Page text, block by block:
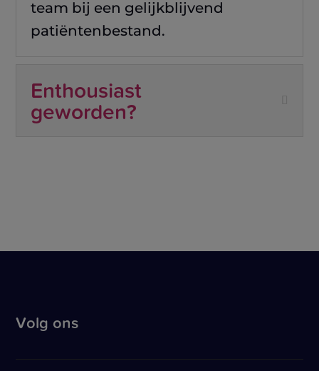
team bij een gelijkblijvend
patiëntenbestand.
Enthousiast
geworden?
Volg ons